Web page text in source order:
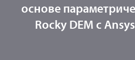
основе
Rocky DEM с